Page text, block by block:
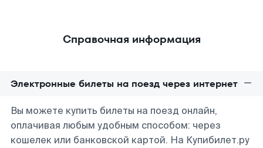
Справочная информация
Электронные билеты на поезд через интернет
Вы можете купить билеты на поезд онлайн,
оплачивая любым удобным способом: через
кошелек или банковской картой. На Купибилет.ру